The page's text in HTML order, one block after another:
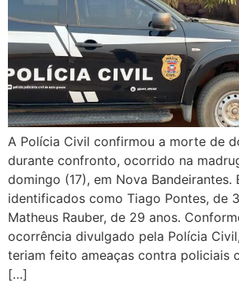
A Polícia Civil confirmou a morte de
durante confronto, ocorrido na
domingo (17), em Nova Bandeirantes.
identificados como Tiago Pontes, de
Matheus Rauber, de 29 anos.
ocorrência divulgado pela Polícia
teriam feito ameaças contra policiais
[…]